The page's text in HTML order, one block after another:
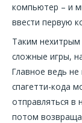
компьютер – и
ввести первую
Таким
сложные игры,
Главное ведь
спагетти-кода
отправляться в
потом